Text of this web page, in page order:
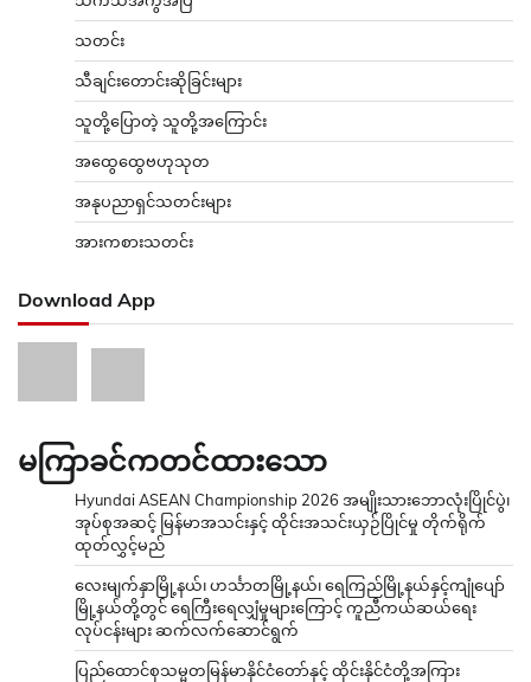
သတင်း
သီချင်းတောင်းဆိုခြင်းများ
သူတို့ပြောတဲ့ သူတို့အကြောင်း
အထွေထွေဗဟုသုတ
အနုပညာရှင်သတင်းများ
အားကစားသတင်း
Download App
မကြာခင်ကတင်ထားသော
Hyundai ASEAN Championship 2026 အမျိုးသားဘောလုံးပြိုင်ပွဲ၊
အုပ်စုအဆင့် မြန်မာအသင်းနှင့် ထိုင်းအသင်းယှဉ်ပြိုင်မှု တိုက်ရိုက်
ထုတ်လွှင့်မည်
လေးမျက်နှာမြို့နယ်၊ ဟင်္သာတမြို့နယ်၊ ရေကြည်မြို့နယ်နှင့်ကျုံပျော်
မြို့နယ်တို့တွင် ရေကြီးရေလျှံမှုများကြောင့် ကူညီကယ်ဆယ်ရေး
လုပ်ငန်းများ ဆက်လက်ဆောင်ရွက်
ပြည်ထောင်စုသမ္မတမြန်မာနိုင်ငံတော်နှင့် ထိုင်းနိုင်ငံတို့အကြား